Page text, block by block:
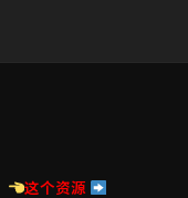
这个资源